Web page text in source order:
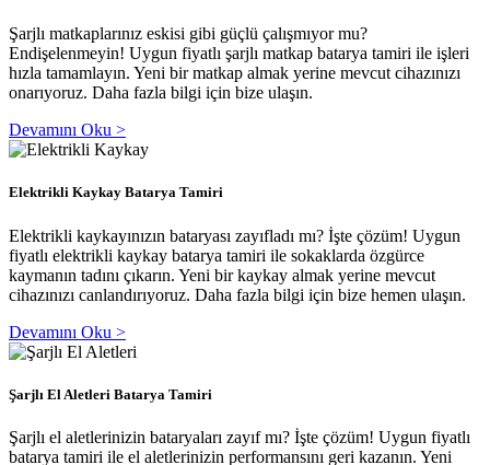
Şarjlı matkaplarınız eskisi gibi güçlü çalışmıyor mu?
Endişelenmeyin! Uygun fiyatlı şarjlı matkap batarya tamiri ile işleri
hızla tamamlayın. Yeni bir matkap almak yerine mevcut cihazınızı
onarıyoruz. Daha fazla bilgi için bize ulaşın.
Devamını Oku >
Elektrikli Kaykay Batarya Tamiri
Elektrikli kaykayınızın bataryası zayıfladı mı? İşte çözüm! Uygun
fiyatlı elektrikli kaykay batarya tamiri ile sokaklarda özgürce
kaymanın tadını çıkarın. Yeni bir kaykay almak yerine mevcut
cihazınızı canlandırıyoruz. Daha fazla bilgi için bize hemen ulaşın.
Devamını Oku >
Şarjlı El Aletleri Batarya Tamiri
Şarjlı el aletlerinizin bataryaları zayıf mı? İşte çözüm! Uygun fiyatlı
batarya tamiri ile el aletlerinizin performansını geri kazanın. Yeni